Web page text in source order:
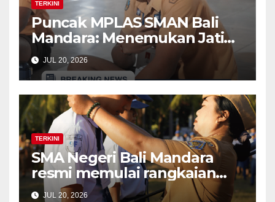
TERKINI
Puncak MPLAS SMAN Bali
Mandara: Menemukan Jati
Diri di Balik kegiatan The
Calling (Time Capsule dan
Bonfire)
JUL 20, 2026
TERKINI
SMA Negeri Bali Mandara
resmi memulai rangkaian
kegiatan Masa Pengenalan
JUL 20, 2026